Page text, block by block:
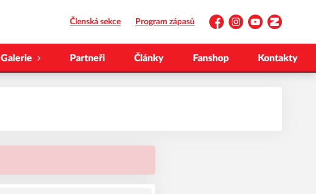
Členská sekce Program zápasů
FacebookInstagramYouTubeZonerama
Galerie Partneři Články Fanshop Kontakty